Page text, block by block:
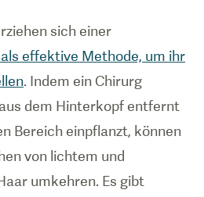
sich einer
effektive Methode, um ihr
. Indem ein Chirurg
dem Hinterkopf entfernt
Bereich einpflanzt, können
von lichtem und
umkehren. Es gibt